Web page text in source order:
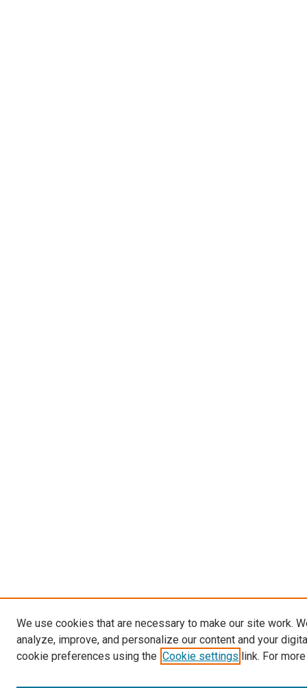
We use cookies that are necessary to make our site work.
analyze, improve, and personalize our content and your
cookie preferences using the Cookie settings link. For